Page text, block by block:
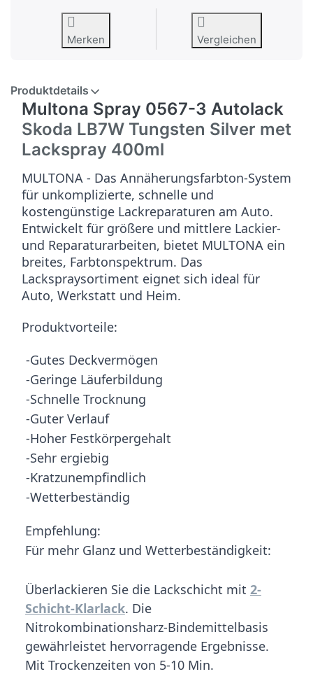
Merken Vergleichen
Produktdetails
Multona Spray 0567-3 Autolack
Skoda LB7W Tungsten Silver met
Lackspray 400ml
MULTONA - Das Annäherungsfarbton-System
für unkomplizierte, schnelle und
kostengünstige Lackreparaturen am Auto.
Entwickelt für größere und mittlere Lackier-
und Reparaturarbeiten, bietet MULTONA ein
breites, Farbtonspektrum. Das
Lackspraysortiment eignet sich ideal für
Auto, Werkstatt und Heim.
Produktvorteile:
-Gutes Deckvermögen
-Geringe Läuferbildung
-Schnelle Trocknung
-Guter Verlauf
-Hoher Festkörpergehalt
-Sehr ergiebig
-Kratzunempfindlich
-Wetterbeständig
Empfehlung:
Für mehr Glanz und Wetterbeständigkeit:
Überlackieren Sie die Lackschicht mit 2-
Schicht-Klarlack. Die
Nitrokombinationsharz-Bindemittelbasis
gewährleistet hervorragende Ergebnisse.
Mit Trockenzeiten von 5-10 Min.